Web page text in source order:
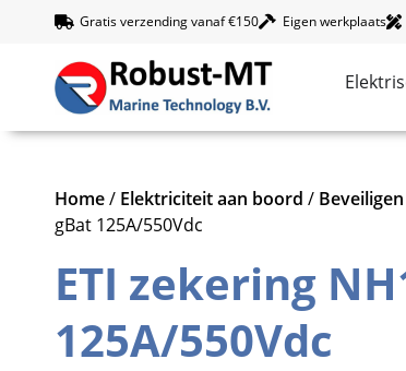
Gratis verzending vanaf €150 Eigen werkplaats
Home/ Elektriciteit aan boord /
gBat 125A/550Vdc
ETI zekering
125A/550Vdc